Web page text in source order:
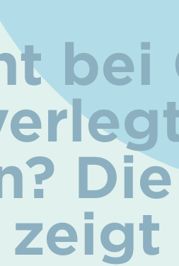
bei
Die
zeigt